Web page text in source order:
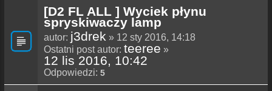
[D2 FL ALL ] Wyciek płynu
spryskiwaczy lamp
autor: j3drek » 12 sty 2016, 14:18
Ostatni post autor: teeree »
12 lis 2016, 10:42
Odpowiedzi: 5